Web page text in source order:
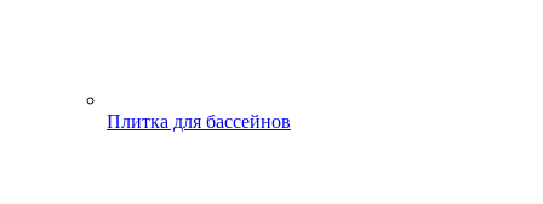
Плитка для бассейнов